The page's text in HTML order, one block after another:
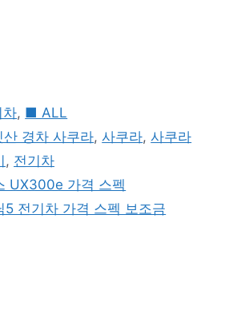
차, ■ ALL
산 경차 사쿠라,사쿠라,사쿠라
, 전기차
UX300e 가격 스펙
5 전기차 가격 스펙 보조금